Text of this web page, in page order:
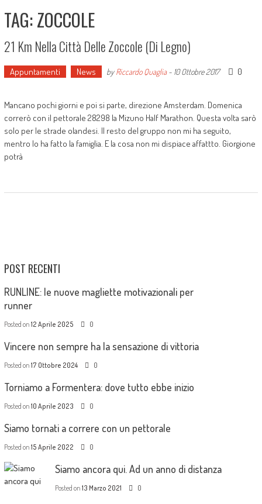
TAG: ZOCCOLE
21 Km Nella Città Delle Zoccole (di Legno)
Appuntamenti News byRiccardo Quaglia- 10 Ottobre 2017 0
Mancano pochi giorni e poi si parte, direzione Amsterdam. Domenica
correrò con il pettorale 28298 la Mizuno Half Marathon. Questa volta sarò
solo per le strade olandesi. Il resto del gruppo non mi ha seguito,
mentro lo ha fatto la famiglia. E la cosa non mi dispiace affattto. Giorgione
potrà
POST RECENTI
RUNLINE: le nuove magliette motivazionali per
runner
Posted on 12 Aprile 2025 0
Vincere non sempre ha la sensazione di vittoria
Posted on 17 Ottobre 2024 0
Torniamo a Formentera: dove tutto ebbe inizio
Posted on 10 Aprile 2023 0
Siamo tornati a correre con un pettorale
Posted on 15 Aprile 2022 0
Siamo ancora qui. Ad un anno di distanza
Posted on 13 Marzo 2021 0